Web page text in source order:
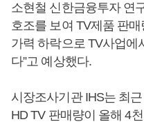
소현철 신한금융투자 연
호조를 보여 TV제품 판매
가력 하락으로 TV사업에
다”고 예상했다.
시장조사기관 IHS는 최
HD TV 판매량이 올해 4